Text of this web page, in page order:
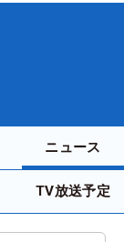
ニュース
TV放送予定